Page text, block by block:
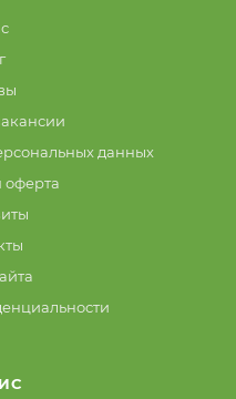
данных
оферта